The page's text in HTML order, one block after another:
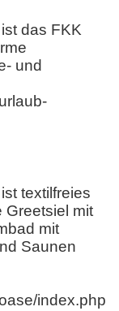
das FKK
und
textilfreies
Greetsiel mit
mit
Saunen
index.php